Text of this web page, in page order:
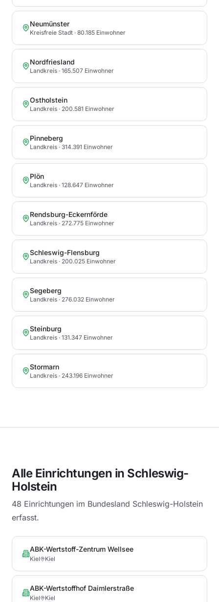
Neumünster
Kreisfreie Stadt · 80.185 Einwohner
Nordfriesland
Landkreis · 165.507 Einwohner
Ostholstein
Landkreis · 200.581 Einwohner
Pinneberg
Landkreis · 314.391 Einwohner
Plön
Landkreis · 128.647 Einwohner
Rendsburg-Eckernförde
Landkreis · 272.775 Einwohner
Schleswig-Flensburg
Landkreis · 200.025 Einwohner
Segeberg
Landkreis · 276.032 Einwohner
Steinburg
Landkreis · 131.347 Einwohner
Stormarn
Landkreis · 243.196 Einwohner
Alle Einrichtungen in Schleswig-
Holstein
48 Einrichtungen im Bundesland Schleswig-Holstein
erfasst.
ABK-Wertstoff-Zentrum Wellsee
Kiel Kiel
ABK-Wertstoffhof Daimlerstraße
Kiel Kiel